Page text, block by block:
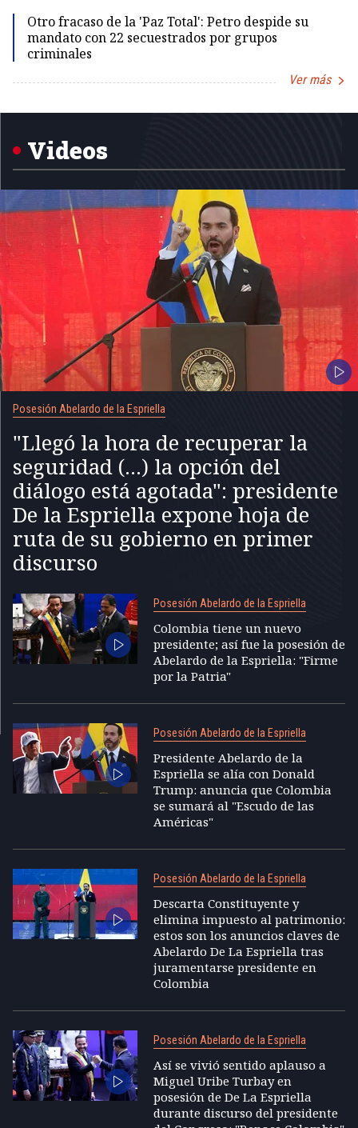
Otro fracaso de la 'Paz Total': Petro despide su
mandato con 22 secuestrados por grupos
criminales
Ver más
1
Videos
Posesión Abelardo de la Espriella
"Llegó la hora de recuperar la
seguridad (...) la opción del
diálogo está agotada": presidente
De la Espriella expone hoja de
ruta de su gobierno en primer
discurso
Posesión Abelardo de la Espriella
Colombia tiene un nuevo
presidente; así fue la posesión de
Abelardo de la Espriella: "Firme
por la Patria"
Posesión Abelardo de la Espriella
Presidente Abelardo de la
Espriella se alía con Donald
Trump: anuncia que Colombia
se sumará al "Escudo de las
Américas"
Posesión Abelardo de la Espriella
Descarta Constituyente y
elimina impuesto al patrimonio:
estos son los anuncios claves de
Abelardo De La Espriella tras
juramentarse presidente en
Colombia
Posesión Abelardo de la Espriella
Así se vivió sentido aplauso a
Miguel Uribe Turbay en
posesión de De La Espriella
durante discurso del presidente